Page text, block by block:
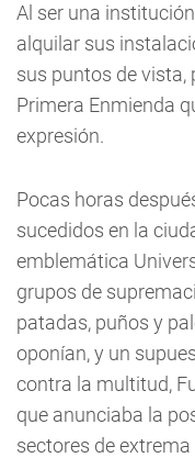
Al ser una
alquilar sus
sus puntos de vista,
Primera Enmienda
expresión.
Pocas horas
sucedidos en la
emblemática
grupos de
patadas, puños y
oponían, y un
contra la multitud,
que anunciaba la
sectores de extrema